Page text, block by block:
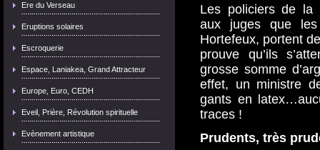
Ere du Verseau
Eruptions solaires
Escroquerie
Espace, Laniakea, Grand Attracteur
Europe, Euro, CEDH
Eveil, Prière, Révolution spirituelle
Evènement artistique
Les policiers de la
aux juges que
Hortefeux, portent
prouve qu’ils
grosse somme
effet, un ministre
gants en
traces !
Prudents, très